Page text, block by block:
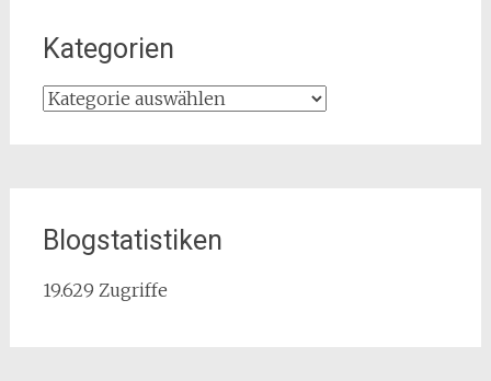
Kategorien
Kategorien
Blogstatistiken
19.629 Zugriffe